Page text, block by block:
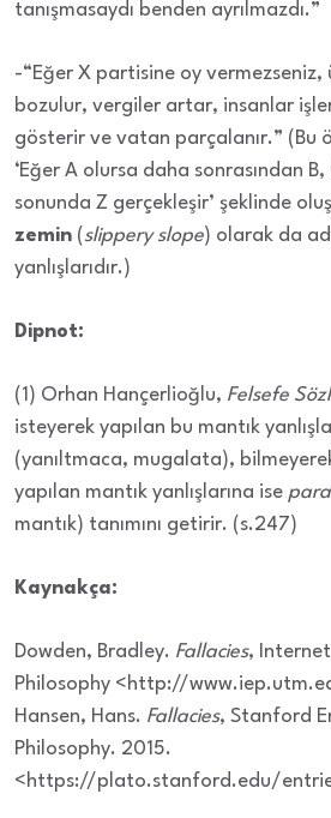
tanışmasaydı benden ayrılmazdı.”
-“Eğer X partisine oy
bozulur, vergiler artar, insanlar
gösterir ve vatan parçalanır.” (Bu
‘Eğer A olursa daha sonrasından
sonunda Z gerçekleşir’ şeklinde
zemin (slippery slope) olarak da
yanlışlarıdır.)
Dipnot:
(1) Orhan Hançerlioğlu, Felsefe
isteyerek yapılan bu mantık
(yanıltmaca, mugalata),
yapılan mantık yanlışlarına ise
mantık) tanımını getirir. (s.247)
Kaynakça:
Dowden, Bradley. Fallacies,
Philosophy <http://
Hansen, Hans. Fallacies, Stanford
Philosophy. 2015.
<https://plato.stanford.edu/